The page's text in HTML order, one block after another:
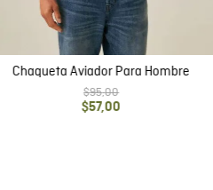
Chaqueta Aviador Para Hombre
$95,00
$57,00